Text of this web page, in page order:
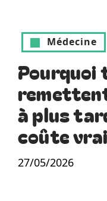
Médecine
Pourquoi
à plus
coûte
27/05/2026